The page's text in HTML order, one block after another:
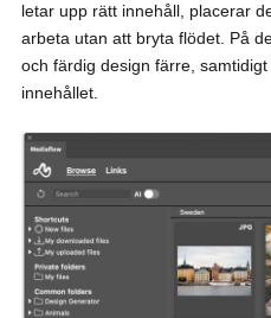
letar upp rätt innehåll, placerar
arbeta utan att bryta flödet. På
och färdig design färre,
innehållet.